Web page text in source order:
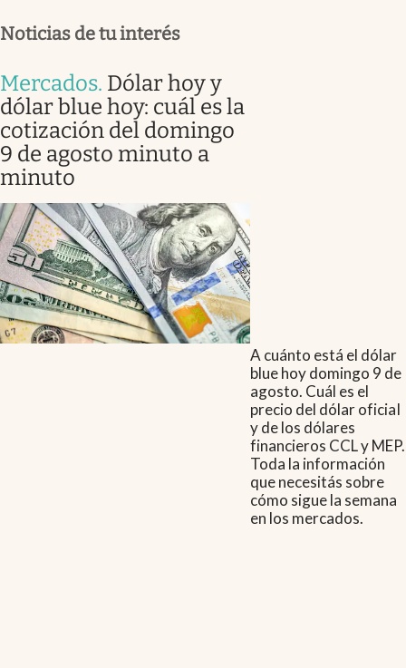
Noticias de tu interés
Mercados. Dólar hoy y
dólar blue hoy: cuál es la
cotización del domingo
9 de agosto minuto a
minuto
A cuánto está el dólar
blue hoy domingo 9 de
agosto. Cuál es el
precio del dólar oficial
y de los dólares
financieros CCL y MEP.
Toda la información
que necesitás sobre
cómo sigue la semana
en los mercados.